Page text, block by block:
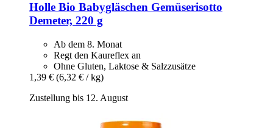
Holle Bio Babygläschen Gemüserisotto
Demeter, 220 g
Ab dem 8. Monat
Regt den Kaureflex an
Ohne Gluten, Laktose & Salzzusätze
1,39 € (6,32 € / kg)
Zustellung bis 12. August